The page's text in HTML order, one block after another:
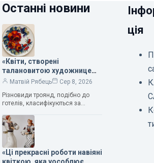
Останні новини
«Квіти, створені
талановитою художницею
Валентиною Трегубовою,
— колекціонерка Людмила
Карпінська-Романюк
Матвій Рябець
Сер 8, 2026
Різновиди троянд, подібно до
готелів, класифікуються за
класифікації квітів їх лише чотири.
Критерії оцінки включають
розмір…
«Ці прекрасні роботи навіяні
ція